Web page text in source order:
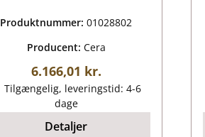
Produktnummer:01028802
Producent: Cera
Almindelig pris:
6.166,01 kr.
Tilgængelig, leveringstid: 4-6
dage
Detaljer